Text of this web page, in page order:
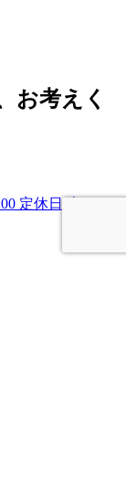
お考えく
定休日 土・